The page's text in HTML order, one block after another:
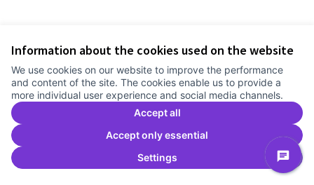
Information about the cookies used on the website
We use cookies on our website to improve the performance
and content of the site. The cookies enable us to provide a
more individual user experience and social media channels.
Accept all
Accept only essential
Settings
Cookie settings
Comunitat Canòdrom at Facebook
(External link)
Comunitat Canòdrom at Instagram
(External link)
Comunitat Canòdrom at YouTube
(External link)
English
Triar la llengua Elegir el idiomaChoose language
(External link)
Website made with